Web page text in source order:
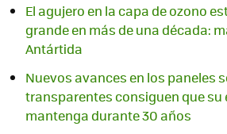
El agujero en la capa de ozono
grande en más de una década:
Antártida
Nuevos avances en los paneles
transparentes consiguen que su
mantenga durante 30 años